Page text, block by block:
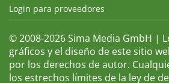
Login para proveedores
© 2008-2026 Sima Media GmbH |
gráficos y el diseño de este sitio
por los derechos de autor.
los estrechos límites de la ley de